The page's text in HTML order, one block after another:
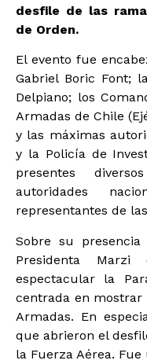
desfile de las
de Orden.
El evento fue
Gabriel Boric Font;
Delpiano; los
Armadas de Chile
y las máximas
y la Policía de
presentes
autoridades
representantes de
Sobre su
Presidenta
espectacular la
centrada en mostrar
Armadas. En
que abrieron el
la Fuerza Aérea.